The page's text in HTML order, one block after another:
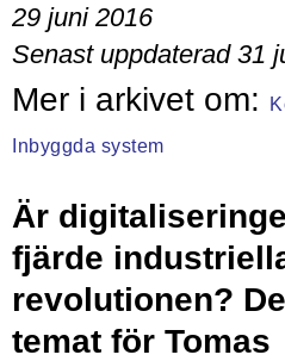
29 juni 2016
Senast uppdaterad 31
Inbyggda system
Är
fjärde
revolutionen?
temat för Tomas